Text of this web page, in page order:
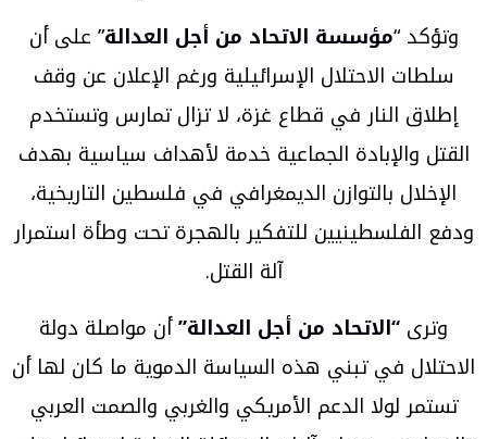
وتؤكد “مؤسسة الاتحاد من أجل العدالة” على أن
سلطات الاحتلال الإسرائيلية ورغم الإعلان عن وقف
إطلاق النار في قطاع غزة، لا تزال تمارس وتستخدم
القتل والإبادة الجماعية خدمة لأهداف سياسية بهدف
الإخلال بالتوازن الديمغرافي في فلسطين التاريخية،
ودفع الفلسطينيين للتفكير بالهجرة تحت وطأة استمرار
آلة القتل.
وترى “الاتحاد من أجل العدالة”أن مواصلة دولة
الاحتلال في تبني هذه السياسة الدموية ما كان لها أن
تستمر لولا الدعم الأمريكي والغربي والصمت العربي